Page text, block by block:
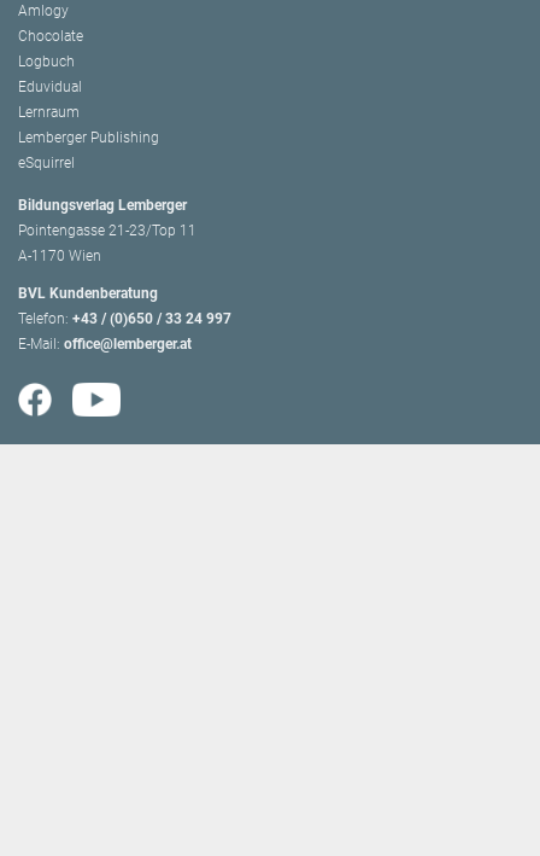
Amlogy
Chocolate
Logbuch
Eduvidual
Lernraum
Lemberger Publishing
eSquirrel
Bildungsverlag Lemberger
Pointengasse 21-23/Top 11
A-1170 Wien
BVL Kundenberatung
Telefon: +43 / (0)650 / 33 24 997
E-Mail: office@lemberger.at